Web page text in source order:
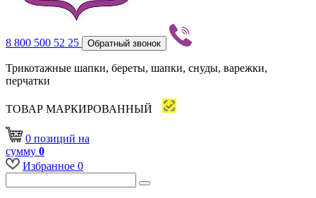
8 800 500 52 25 Обратный звонок
Трикотажные шапки, береты, шапки, снуды, варежки,
перчатки
ТОВАР МАРКИРОВАННЫЙ
0 позиций на
сумму 0
Избранное 0